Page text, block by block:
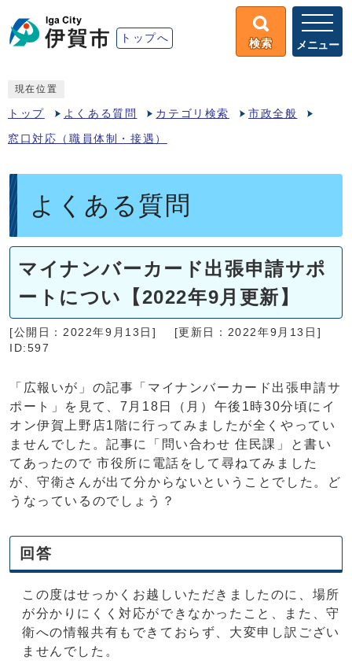
トップへ 検索 メニュー
現在位置
トップ よくある質問 カテゴリ検索 市政全般
窓口対応（職員体制・接遇）
よくある質問
マイナンバーカード出張申請サポ
ートについ【2022年9月更新】
[公開日：2022年9月13日]
[更新日：2022年9月13日]
ID:597
「広報いが」の記事「マイナンバーカード出張申請サ
ポート」を見て、7月18日（月）午後1時30分頃にイ
オン伊賀上野店1階に行ってみましたが全くやってい
ませんでした。記事に「問い合わせ 住民課」と書い
てあったので 市役所に電話をして尋ねてみました
が、守衛さんが出て分からないということでした。ど
うなっているのでしょう？
回答
この度はせっかくお越しいただきましたのに、場所
が分かりにくく対応ができなかったこと、また、守
衛への情報共有もできておらず、大変申し訳ござい
ませんでした。